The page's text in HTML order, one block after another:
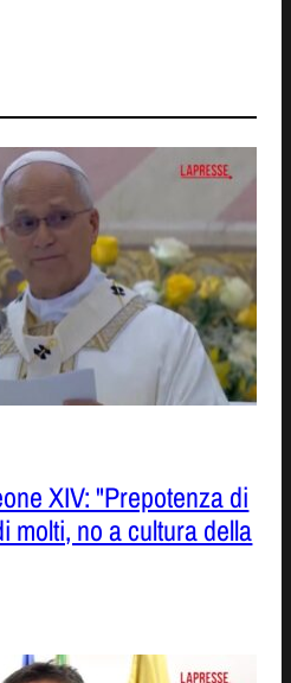
XIV: "Prepotenza di
molti, no a cultura della